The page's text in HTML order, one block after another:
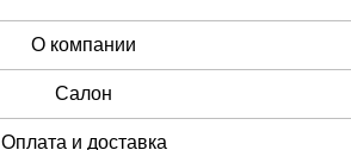
О компании
Cалон
Оплата и доставка